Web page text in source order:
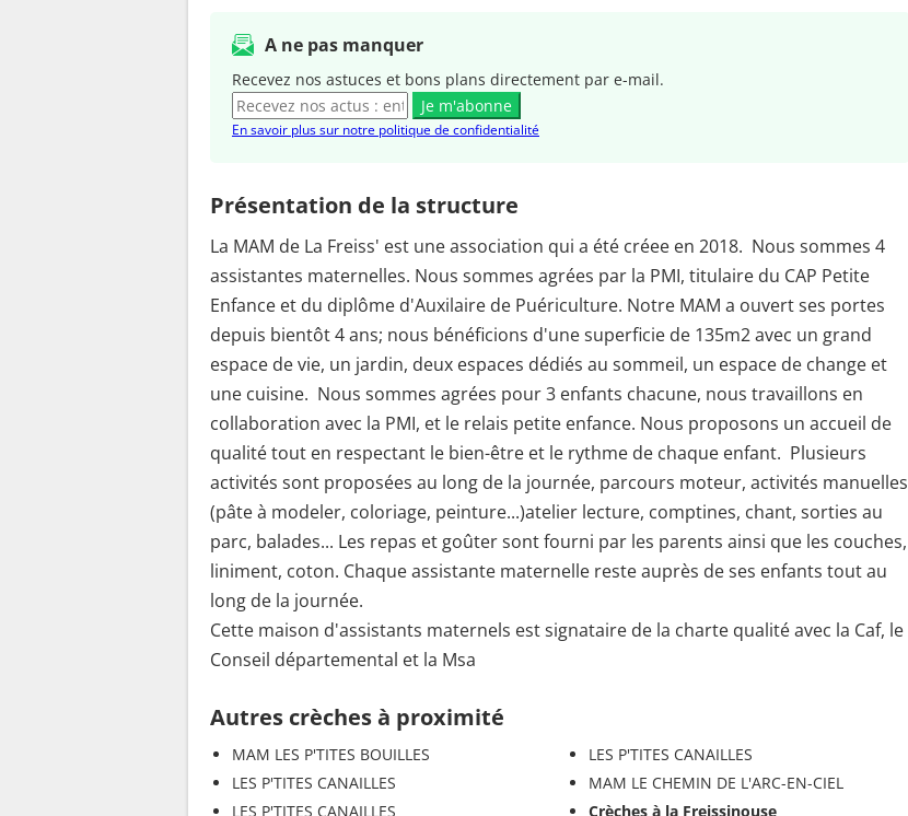
A ne pas manquer
Recevez nos astuces et bons plans directement par e-mail.
Je m'abonne
En savoir plus sur notre politique de confidentialité
Présentation de la structure
La MAM de La Freiss' est une association qui a été créee en 2018. Nous sommes 4
assistantes maternelles. Nous sommes agrées par la PMI, titulaire du CAP Petite
Enfance et du diplôme d'Auxilaire de Puériculture. Notre MAM a ouvert ses portes
depuis bientôt 4 ans; nous bénéficions d'une superficie de 135m2 avec un grand
espace de vie, un jardin, deux espaces dédiés au sommeil, un espace de change et
une cuisine. Nous sommes agrées pour 3 enfants chacune, nous travaillons en
collaboration avec la PMI, et le relais petite enfance. Nous proposons un accueil de
qualité tout en respectant le bien-être et le rythme de chaque enfant. Plusieurs
activités sont proposées au long de la journée, parcours moteur, activités manuelles
(pâte à modeler, coloriage, peinture...)atelier lecture, comptines, chant, sorties au
parc, balades... Les repas et goûter sont fourni par les parents ainsi que les couches,
liniment, coton. Chaque assistante maternelle reste auprès de ses enfants tout au
long de la journée.
Cette maison d'assistants maternels est signataire de la charte qualité avec la Caf, le
Conseil départemental et la Msa
Autres crèches à proximité
MAM LES P'TITES BOUILLES
LES P'TITES CANAILLES
LES P'TITES CANAILLES
LES P'TITES CANAILLES
MAM LE CHEMIN DE L'ARC-EN-CIEL
Crèches à la Freissinouse